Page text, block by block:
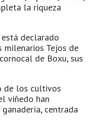
la riqueza
declarado
Tejos de
de Boxu, sus
de los cultivos
viñedo han
centrada